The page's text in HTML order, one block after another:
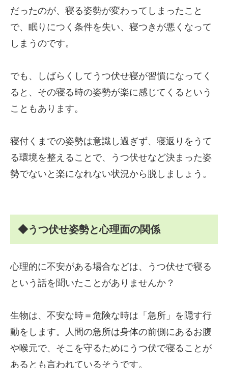
だったのが、寝る姿勢が変わってしまったこと
で、眠りにつく条件を失い、寝つきが悪くなって
しまうのです。
でも、しばらくしてうつ伏せ寝が習慣になってく
ると、その寝る時の姿勢が楽に感じてくるという
こともあります。
寝付くまでの姿勢は意識し過ぎず、寝返りをうて
る環境を整えることで、うつ伏せなど決まった姿
勢でないと楽になれない状況から脱しましょう。
◆うつ伏せ姿勢と心理面の関係
心理的に不安がある場合などは、うつ伏せで寝る
という話を聞いたことがありませんか？
生物は、不安な時＝危険な時は「急所」を隠す行
動をします。人間の急所は身体の前側にあるお腹
や喉元で、そこを守るためにうつ伏で寝ることが
あるとも言われているそうです。